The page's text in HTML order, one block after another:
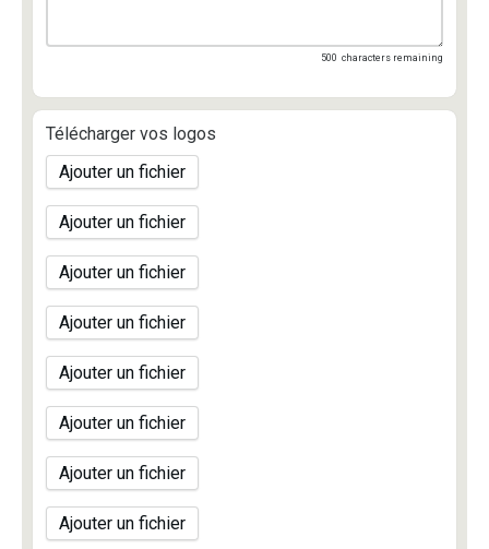
500 characters remaining
Télécharger vos logos
Ajouter un fichier
Ajouter un fichier
Ajouter un fichier
Ajouter un fichier
Ajouter un fichier
Ajouter un fichier
Ajouter un fichier
Ajouter un fichier